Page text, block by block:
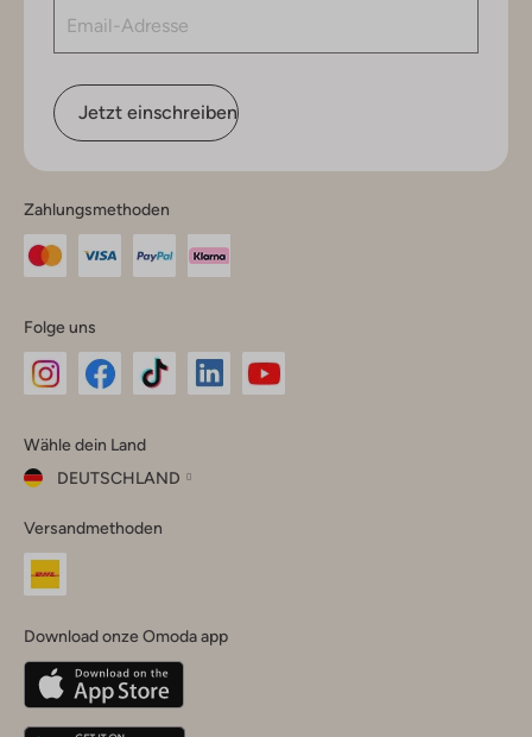
Jetzt einschreiben
Zahlungsmethoden
Folge uns
Instagram
Facebook
TikTok
Wähle dein Land
DEUTSCHLAND
dein
Land
Belgique(Français)
Deutschland
Versandmethoden
Download onze Omoda app